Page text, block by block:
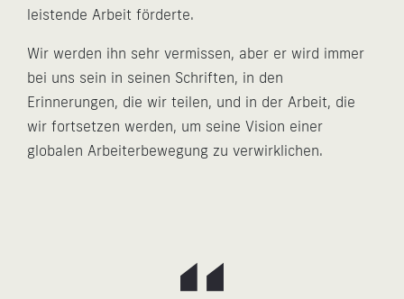
leistende Arbeit förderte.
Wir werden ihn sehr vermissen, aber er wird immer
bei uns sein in seinen Schriften, in den
Erinnerungen, die wir teilen, und in der Arbeit, die
wir fortsetzen werden, um seine Vision einer
globalen Arbeiterbewegung zu verwirklichen.